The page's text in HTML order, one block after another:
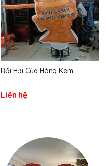
Rối Hơi Của Hàng Kem
Liên hệ